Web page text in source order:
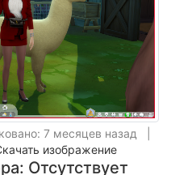
7 месяцев назад |
изображение
Отсутствует